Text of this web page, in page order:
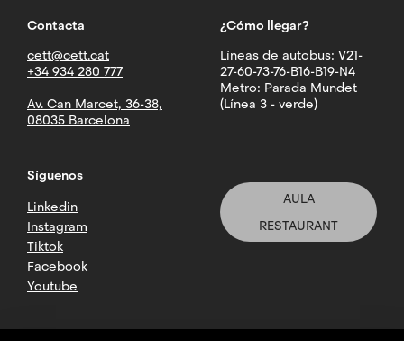
Contacta
cett@cett.cat
+34 934 280 777
Av. Can Marcet, 36-38,
08035 Barcelona
¿Cómo llegar?
Líneas de autobus: V21-
27-60-73-76-B16-B19-N4
Metro: Parada Mundet
(Línea 3 - verde)
Síguenos
Linkedin
Instagram
Tiktok
Facebook
Youtube
AULA
RESTAURANT